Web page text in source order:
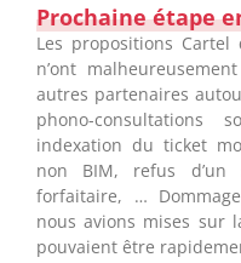
Prochaine étape
Les propositions
n’ont
autres partenaires
phono-consultations
indexation du ticket
non BIM, refus d’un
forfaitaire, …
nous avions mises sur
pouvaient être